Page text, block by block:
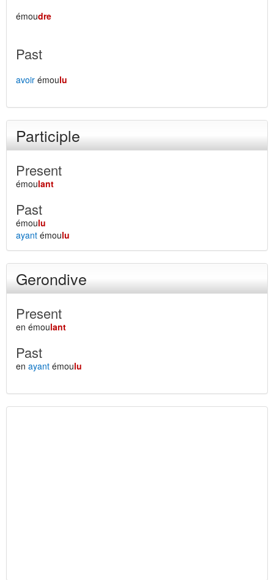
émoudre
Past
avoir émoulu
Participle
Present
émoulant
Past
émoulu
ayant émoulu
Gerondive
Present
en émoulant
Past
en ayant émoulu